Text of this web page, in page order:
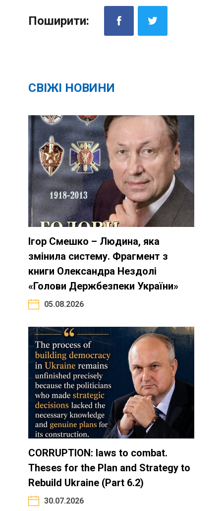
Поширити:
СВІЖІ НОВИНИ
Ігор Смешко – Людина, яка
змінила систему. Фрагмент з
книги Олександра Нездолі
«Голови Держбезпеки України»
05.08.2026
CORRUPTION: laws to combat.
Theses for the Plan and Strategy to
Rebuild Ukraine (Part 6.2)
30.07.2026